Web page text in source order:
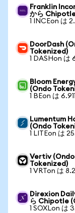
Franklin
から
1 INCEon は
DoorDash
Tokenized)
1 DASHon は
Bloom
(Ondo
1 BEon は
Lumentum
(Ondo
1 LITEon は
Vertiv
Tokenized)
1 VRTon は
Direxion
ら Chipotle
1 SOXLon は